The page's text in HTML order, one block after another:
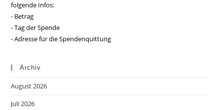
folgende Infos:
- Betrag
- Tag der Spende
- Adresse für die Spendenquittung
Archiv
August 2026
Juli 2026